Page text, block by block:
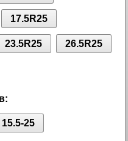
17.5R25
23.5R25 26.5R25
15.5-25